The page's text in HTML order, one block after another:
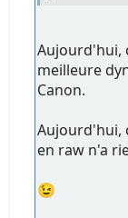
Aujourd'hui,
meilleure
Canon.
Aujourd'hui,
en raw n'a
😉